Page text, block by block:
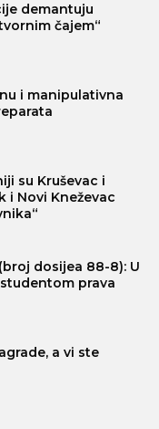
demantuju
čajem“
i manipulativna
su Kruševac i
i Novi Kneževac
dosijea 88-8): U
prava
a vi ste